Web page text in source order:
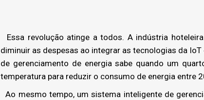
Essa revolução atinge a todos. A indústria
diminuir as despesas ao integrar as tecnologias da
de gerenciamento de energia sabe quando um
temperatura para reduzir o consumo de energia entre
Ao mesmo tempo, um sistema inteligente de